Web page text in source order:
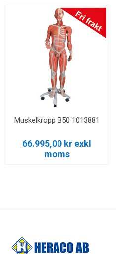
Muskelkropp B50 1013881
66.995,00 kr exkl
moms